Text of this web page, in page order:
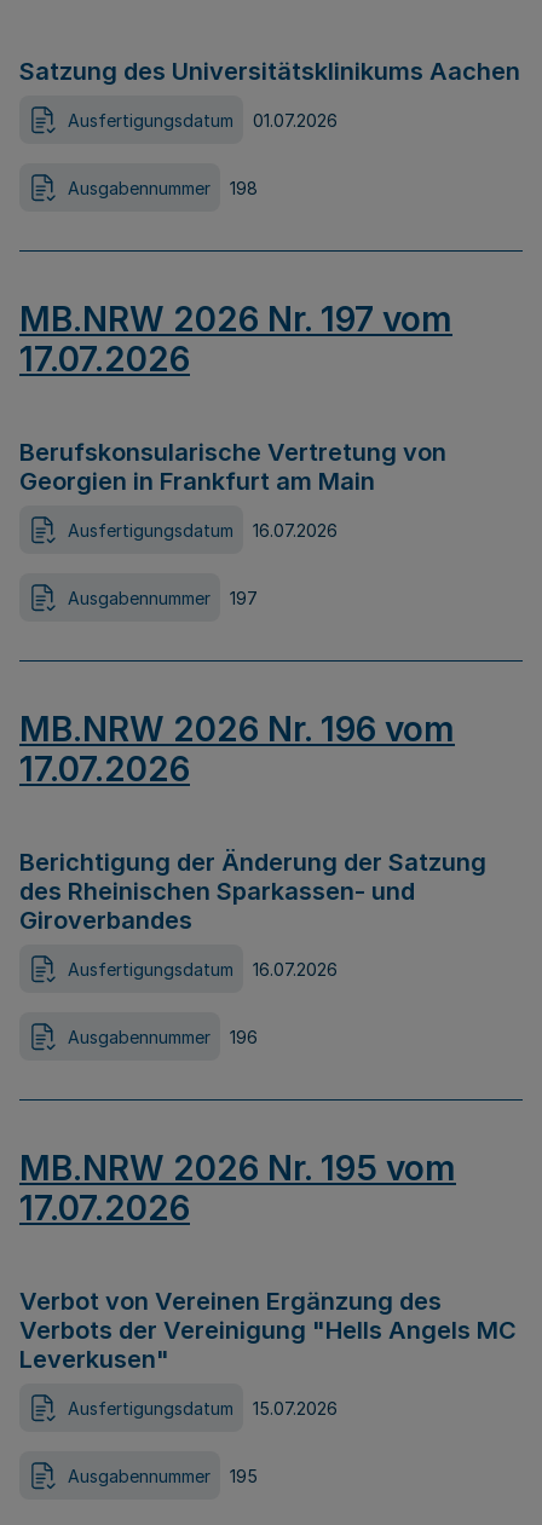
Satzung des Universitätsklinikums Aachen
Ausfertigungsdatum 01.07.2026
Ausgabennummer 198
MB.NRW 2026 Nr. 197 vom
17.07.2026
Berufskonsularische Vertretung von
Georgien in Frankfurt am Main
Ausfertigungsdatum 16.07.2026
Ausgabennummer 197
MB.NRW 2026 Nr. 196 vom
17.07.2026
Berichtigung der Änderung der Satzung
des Rheinischen Sparkassen- und
Giroverbandes
Ausfertigungsdatum 16.07.2026
Ausgabennummer 196
MB.NRW 2026 Nr. 195 vom
17.07.2026
Verbot von Vereinen Ergänzung des
Verbots der Vereinigung "Hells Angels MC
Leverkusen"
Ausfertigungsdatum 15.07.2026
Ausgabennummer 195